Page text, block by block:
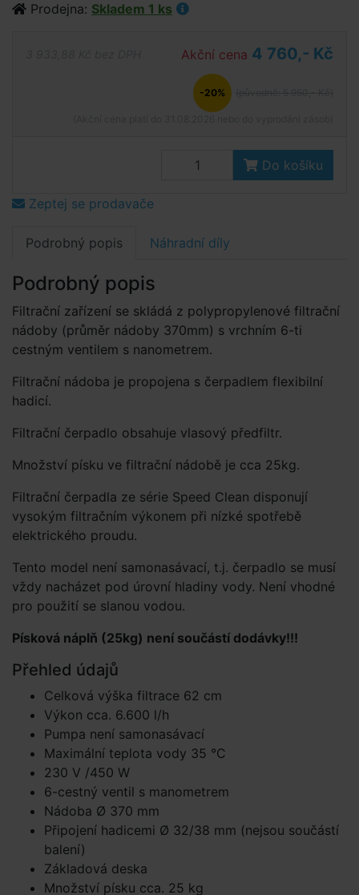
Prodejna: Skladem 1 ks
Akční cena 4 760,- Kč
-20%
Do košíku
Zeptej se prodavače
Podrobný popis Náhradní díly
Podrobný popis
Filtrační zařízení se skládá z polypropylenové filtrační
nádoby (průměr nádoby 370mm) s vrchním 6-ti
cestným ventilem s nanometrem.
Filtrační nádoba je propojena s čerpadlem flexibilní
hadicí.
Filtrační čerpadlo obsahuje vlasový předfiltr.
Množství písku ve filtrační nádobě je cca 25kg.
Filtrační čerpadla ze série Speed Clean disponují
vysokým filtračním výkonem při nízké spotřebě
elektrického proudu.
Tento model není samonasávací, t.j. čerpadlo se musí
vždy nacházet pod úrovní hladiny vody. Není vhodné
pro použití se slanou vodou.
Písková náplň (25kg) není součástí dodávky!!!
Přehled údajů
Celková výška filtrace 62 cm
Výkon cca. 6.600 l/h
Pumpa není samonasávací
Maximální teplota vody 35 °C
230 V /450 W
6-cestný ventil s manometrem
Nádoba Ø 370 mm
Připojení hadicemi Ø 32/38 mm (nejsou součástí
balení)
Základová deska
Množství písku cca. 25 kg